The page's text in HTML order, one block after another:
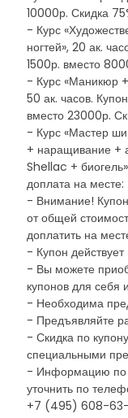
10000р. Скидка
- Курс
ногтей», 20 ак.
1500р. вместо
- Курс «Маникюр
50 ак. часов.
вместо 23000р.
- Курс «Мастер
+ наращивание +
Shellac +
доплата на
- Внимание!
от общей
доплатить на
- Купон
- Вы можете
купонов для себя
- Необходима
- Предъявляйте
- Скидка по
специальными
- Информацию по
уточнить по
+7 (495) 608-